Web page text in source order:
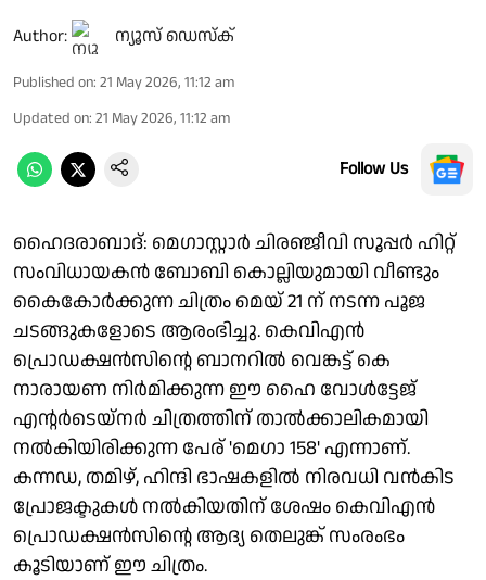
Author: ന്യൂസ് ഡെസ്ക്
Published on: 21 May 2026, 11:12 am
Updated on: 21 May 2026, 11:12 am
Follow Us
ഹൈദരാബാദ്: മെഗാസ്റ്റാർ ചിരഞ്ജീവി സൂപ്പർ ഹിറ്റ്
സംവിധായകൻ ബോബി കൊല്ലിയുമായി വീണ്ടും
കൈകോർക്കുന്ന ചിത്രം മെയ് 21 ന് നടന്ന പൂജ
ചടങ്ങുകളോടെ ആരംഭിച്ചു. കെവിഎൻ
പ്രൊഡക്ഷൻസിന്റെ ബാനറിൽ വെങ്കട്ട് കെ
നാരായണ നിർമിക്കുന്ന ഈ ഹൈ വോൾട്ടേജ്
എന്റർടെയ്‌നർ ചിത്രത്തിന് താൽക്കാലികമായി
നൽകിയിരിക്കുന്ന പേര് 'മെഗാ 158' എന്നാണ്.
കന്നഡ, തമിഴ്, ഹിന്ദി ഭാഷകളിൽ നിരവധി വൻകിട
പ്രോജക്ടുകൾ നൽകിയതിന് ശേഷം കെവിഎൻ
പ്രൊഡക്ഷൻസിന്റെ ആദ്യ തെലുങ്ക് സംരംഭം
കൂടിയാണ് ഈ ചിത്രം.